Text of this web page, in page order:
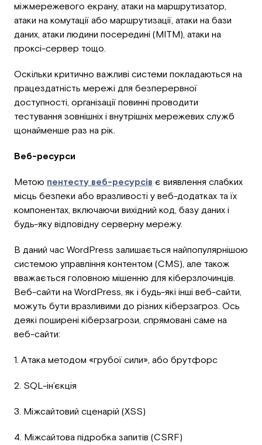
міжмережевого екрану, атаки на маршрутизатор,
атаки на комутації або маршрутизації, атаки на бази
даних, атаки людини посередині (MITM), атаки на
проксі-сервер тощо.
Оскільки критично важливі системи покладаються на
працездатність мережі для безперервної
доступності, організації повинні проводити
тестування зовнішніх і внутрішніх мережевих служб
щонайменше раз на рік.
Веб-ресурси
Метою пентесту веб-ресурсів є виявлення слабких
місць безпеки або вразливості у веб-додатках та їх
компонентах, включаючи вихідний код, базу даних і
будь-яку відповідну серверну мережу.
В даний час WordPress залишається найпопулярнішою
системою управління контентом (CMS), але також
вважається головною мішенню для кіберзлочинців.
Веб-сайти на WordPress, як і будь-які інші веб-сайти,
можуть бути вразливими до різних кіберзагроз. Ось
деякі поширені кіберзагрози, спрямовані саме на
веб-сайти:
1. Атака методом «грубої сили», або брутфорс
2. SQL-ін’єкція
3. Міжсайтовий сценарій (XSS)
4. Міжсайтова підробка запитів (CSRF)